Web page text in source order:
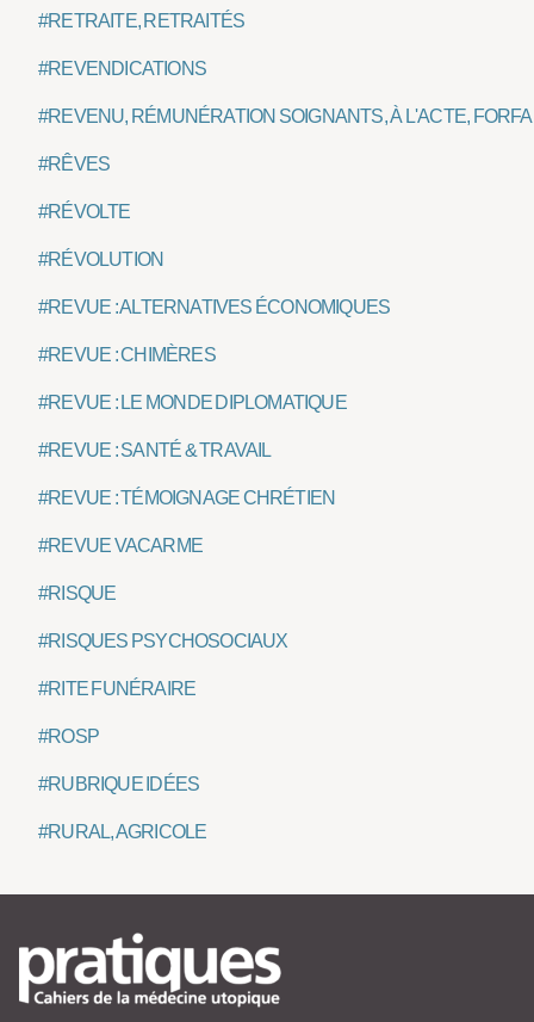
#RETRAITE, RETRAITÉS
#REVENDICATIONS
#REVENU, RÉMUNÉRATION SOIGNANTS, À L'ACTE,
#RÊVES
#RÉVOLTE
#RÉVOLUTION
#REVUE : ALTERNATIVES ÉCONOMIQUES
#REVUE : CHIMÈRES
#REVUE : LE MONDE DIPLOMATIQUE
#REVUE : SANTÉ & TRAVAIL
#REVUE : TÉMOIGNAGE CHRÉTIEN
#REVUE VACARME
#RISQUE
#RISQUES PSYCHOSOCIAUX
#RITE FUNÉRAIRE
#ROSP
#RUBRIQUE IDÉES
#RURAL, AGRICOLE